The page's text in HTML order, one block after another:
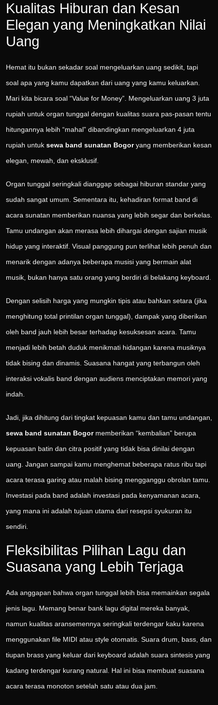
Kualitas Hiburan dan Kesan
Elegan yang Meningkatkan Nilai
Uang
Hemat itu bukan sekadar soal mengeluarkan uang sedikit, tapi
soal apa yang kamu dapatkan dari uang yang kamu keluarkan.
Mari kita bicara soal “Value for Money”. Mengeluarkan uang 3 juta
rupiah untuk organ tunggal dengan kualitas suara pas-pasan tentu
hitungannya lebih “mahal” dibandingkan mengeluarkan 4 juta
rupiah untuk sewa band sunatan Bogoryang memberikan kesan
elegan, mewah, dan eksklusif.
Organ tunggal seringkali dianggap sebagai hiburan standar yang
sudah sangat umum. Sementara itu, kehadiran format band di
acara sunatan memberikan nuansa yang lebih segar dan berkelas.
Tamu undangan akan merasa lebih dihargai dengan sajian musik
hidup yang interaktif. Visual panggung pun terlihat lebih penuh dan
menarik dengan adanya beberapa musisi yang bermain alat
musik, bukan hanya satu orang yang berdiri di belakang keyboard.
Dengan selisih harga yang mungkin tipis atau bahkan setara (jika
menghitung total printilan organ tunggal), dampak yang diberikan
oleh band jauh lebih besar terhadap kesuksesan acara. Tamu
menjadi lebih betah duduk menikmati hidangan karena musiknya
tidak bising dan dinamis. Suasana hangat yang terbangun oleh
interaksi vokalis band dengan audiens menciptakan memori yang
indah.
Jadi, jika dihitung dari tingkat kepuasan kamu dan tamu undangan,
sewa band sunatan Bogormemberikan “kembalian” berupa
kepuasan batin dan citra positif yang tidak bisa dinilai dengan
uang. Jangan sampai kamu menghemat beberapa ratus ribu tapi
acara terasa garing atau malah bising mengganggu obrolan tamu.
Investasi pada band adalah investasi pada kenyamanan acara,
yang mana ini adalah tujuan utama dari resepsi syukuran itu
sendiri.
Fleksibilitas Pilihan Lagu dan
Suasana yang Lebih Terjaga
Ada anggapan bahwa organ tunggal lebih bisa memainkan segala
jenis lagu. Memang benar bank lagu digital mereka banyak,
namun kualitas aransemennya seringkali terdengar kaku karena
menggunakan file MIDI atau style otomatis. Suara drum, bass, dan
tiupan brass yang keluar dari keyboard adalah suara sintesis yang
kadang terdengar kurang natural. Hal ini bisa membuat suasana
acara terasa monoton setelah satu atau dua jam.